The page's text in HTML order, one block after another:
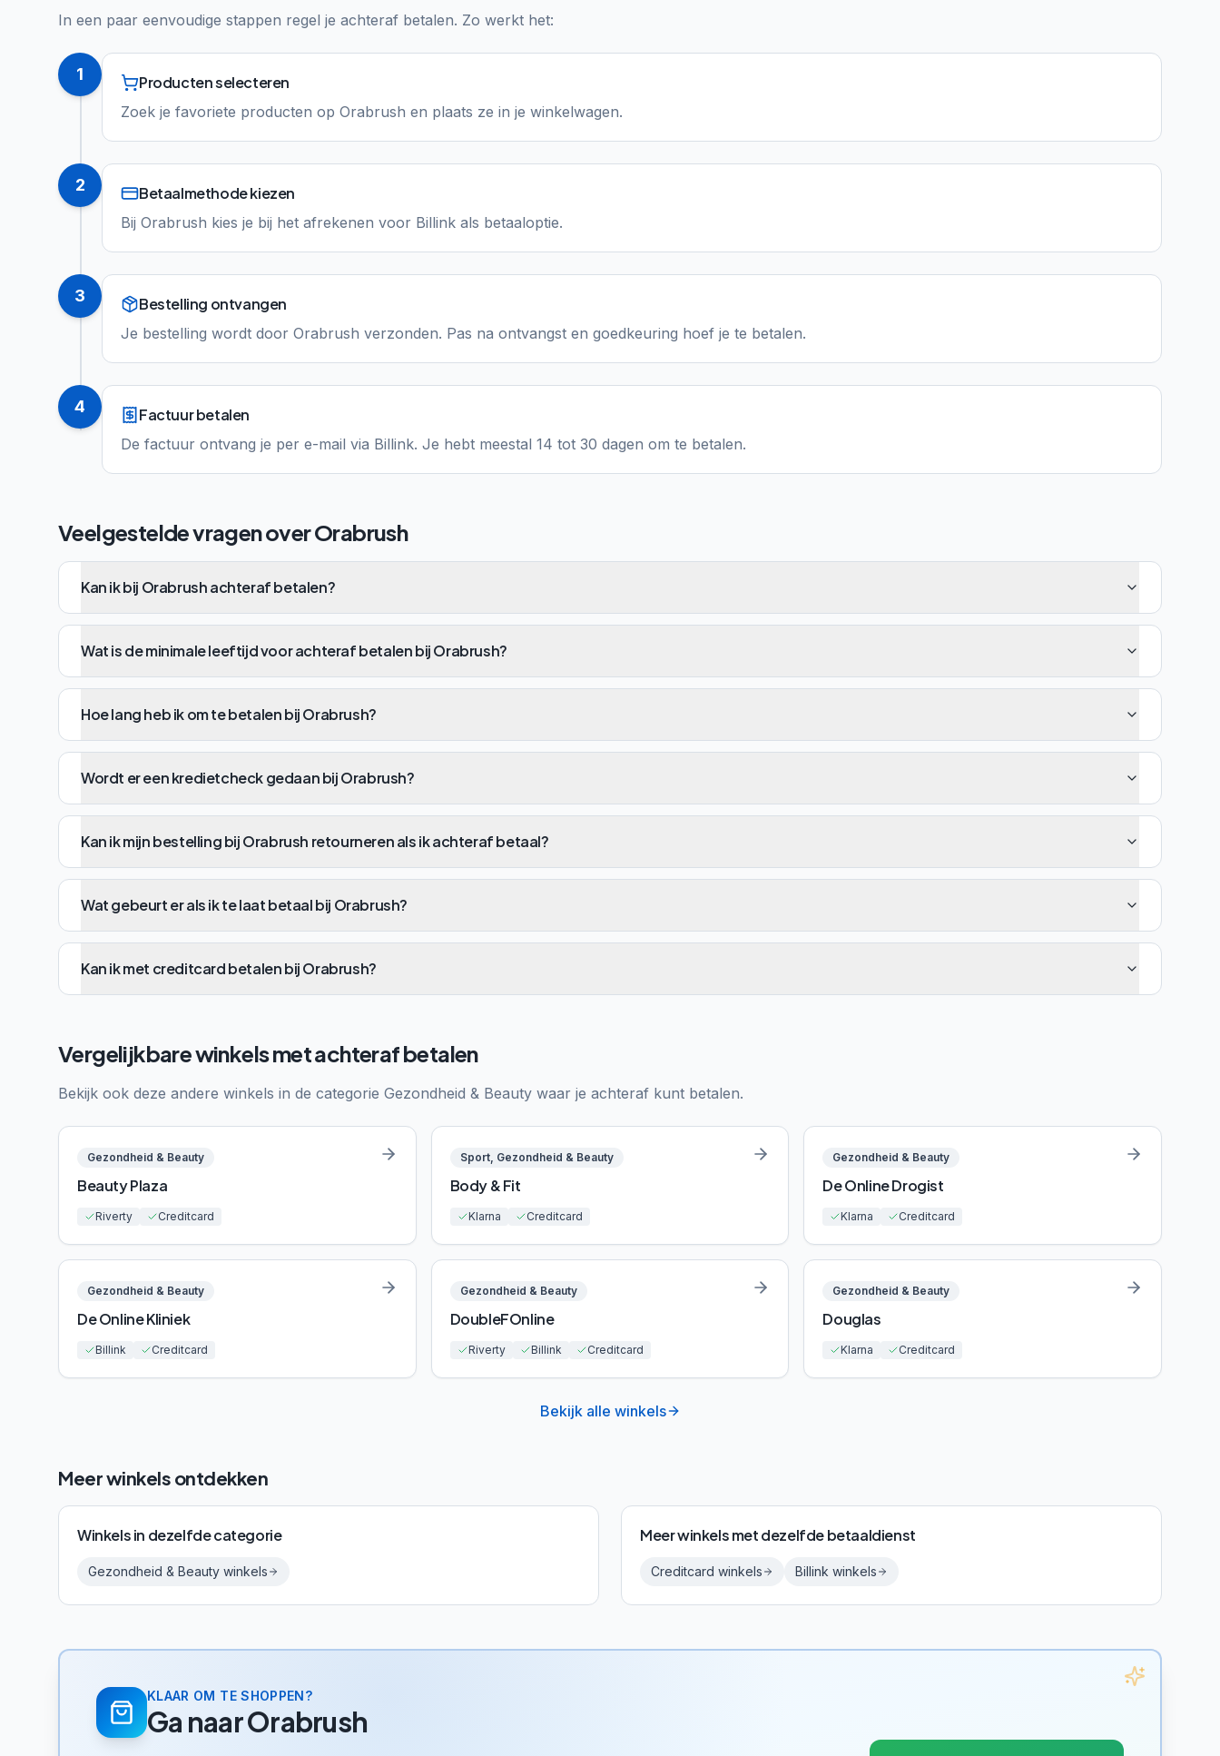
In een paar eenvoudige stappen regel je achteraf betalen. Zo werkt het:
1 Producten selecteren
Zoek je favoriete producten op Orabrush en plaats ze in je winkelwagen.
2 Betaalmethode kiezen
Bij Orabrush kies je bij het afrekenen voor Billink als betaaloptie.
3 Bestelling ontvangen
Je bestelling wordt door Orabrush verzonden. Pas na ontvangst en goedkeuring hoef je te betalen.
4 Factuur betalen
De factuur ontvang je per e-mail via Billink. Je hebt meestal 14 tot 30 dagen om te betalen.
Veelgestelde vragen overOrabrush
Kan ik bij Orabrush achteraf betalen?
Wat is de minimale leeftijd voor achteraf betalen bij Orabrush?
Hoe lang heb ik om te betalen bij Orabrush?
Wordt er een kredietcheck gedaan bij Orabrush?
Kan ik mijn bestelling bij Orabrush retourneren als ik achteraf betaal?
Wat gebeurt er als ik te laat betaal bij Orabrush?
Kan ik met creditcard betalen bij Orabrush?
Vergelijkbare winkels met achteraf betalen
Bekijk ook deze andere winkels in de categorie Gezondheid & Beauty waar je achteraf kunt betalen.
Gezondheid & Beauty
Beauty Plaza
Riverty Creditcard
Sport, Gezondheid & Beauty
Body & Fit
Klarna Creditcard
Gezondheid & Beauty
De Online Drogist
Klarna Creditcard
Gezondheid & Beauty
De Online Kliniek
Billink Creditcard
Gezondheid & Beauty
DoubleFOnline
Riverty Billink Creditcard
Gezondheid & Beauty
Douglas
Klarna Creditcard
Bekijk alle winkels
Meer winkels ontdekken
Winkels in dezelfde categorie
Gezondheid & Beauty winkels
Meer winkels met dezelfde betaaldienst
Creditcard winkels Billink winkels
KLAAR OM TE SHOPPEN?
Ga naarOrabrush